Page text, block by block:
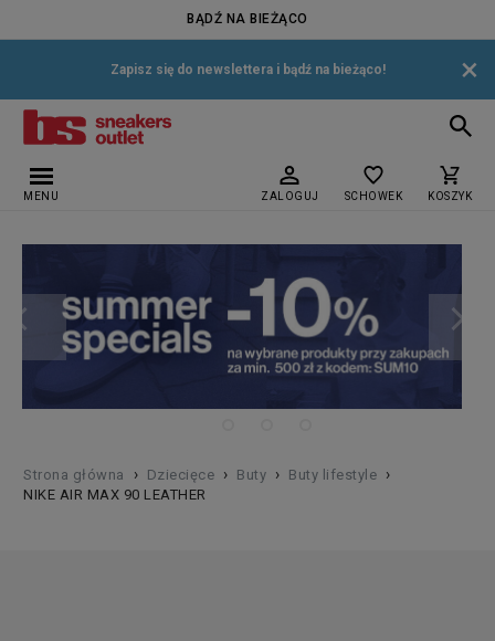
BĄDŹ NA BIEŻĄCO
Zapisz się do newslettera i bądź na bieżąco! ×
MENU ZALOGUJ SCHOWEK KOSZYK
Strona główna › Dziecięce › Buty › Buty lifestyle ›
NIKE AIR MAX 90 LEATHER